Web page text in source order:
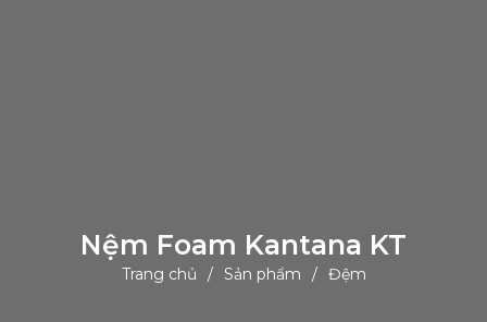
Nệm Foam Kantana KT
Trang chủ Sản phẩm Đệm